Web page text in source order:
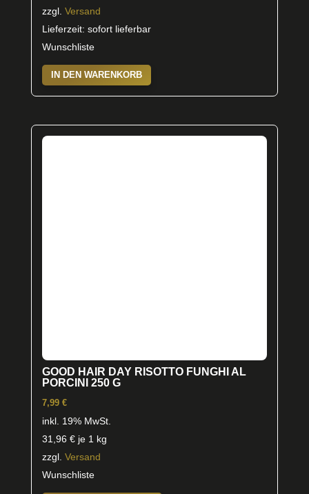
zzgl. Versand
Lieferzeit: sofort lieferbar
Wunschliste
IN DEN WARENKORB
GOOD HAIR DAY RISOTTO FUNGHI AL
PORCINI 250 G
7,99 €
inkl. 19% MwSt.
31,96 €je 1 kg
zzgl. Versand
Wunschliste